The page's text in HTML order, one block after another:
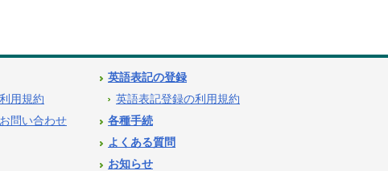
用規約
問い合わせ
英語表記の登録
英語表記登録の利用規約
各種手続
よくある質問
お知らせ